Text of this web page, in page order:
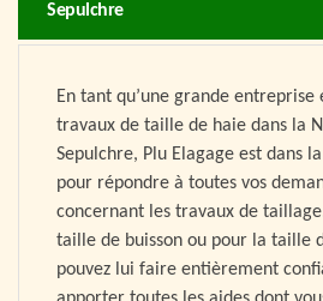
Sepulchre
En tant qu’une grande
travaux de taille de haie dans la
Sepulchre, Plu Elagage est dans
pour répondre à toutes vos
concernant les travaux de
taille de buisson ou pour la taille
pouvez lui faire entièrement